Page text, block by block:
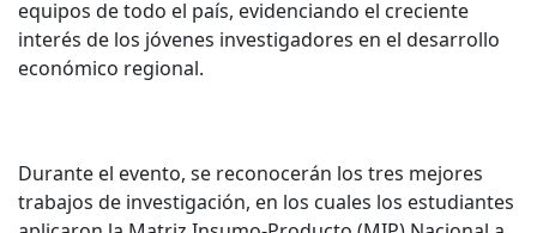
equipos de todo el país, evidenciando el creciente
interés de los jóvenes investigadores en el desarrollo
económico regional.
Durante el evento, se reconocerán los tres mejores
trabajos de investigación, en los cuales los estudiantes